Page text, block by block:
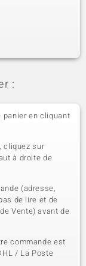
:
panier en cliquant
cliquez sur
à droite de
(adresse,
de lire et de
Vente) avant de
commande est
/ La Poste